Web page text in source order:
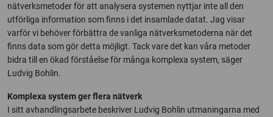
nätverksmetoder för att analysera systemen nyttjar inte all den
utförliga information som finns i det insamlade datat. Jag visar
varför vi behöver förbättra de vanliga nätverksmetoderna när det
finns data som gör detta möjligt. Tack vare det kan våra metoder
bidra till en ökad förståelse för många komplexa system, säger
Ludvig Bohlin.
Komplexa system ger flera nätverk
I sitt avhandlingsarbete beskriver Ludvig Bohlin utmaningarna med